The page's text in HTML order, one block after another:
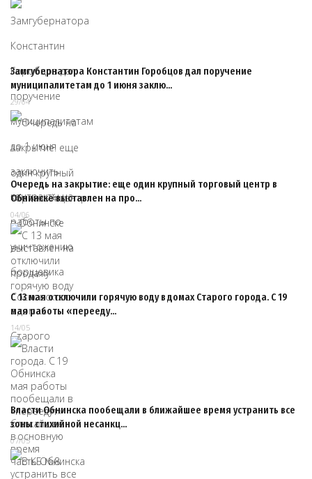
Замгубернатора Константин Горобцов дал поручение
муниципалитетам до 1 июня заклю…
29/04
Очередь на закрытие: еще один крупный торговый центр в
Обнинске выставлен на про…
04/06
С 13 мая отключили горячую воду в домах Старого города. С 19
мая работы «перееду…
14/05
Власти Обнинска пообещали в ближайшее время устранить все
зоны стихийной несанкц…
07/05